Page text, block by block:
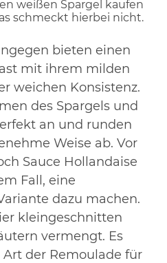
bieten einen
mit ihrem milden
weichen Konsistenz.
des Spargels und
an und runden
Weise ab. Vor
Sauce Hollandaise
Fall, eine
dazu machen.
kleingeschnitten
vermengt. Es
der Remoulade für